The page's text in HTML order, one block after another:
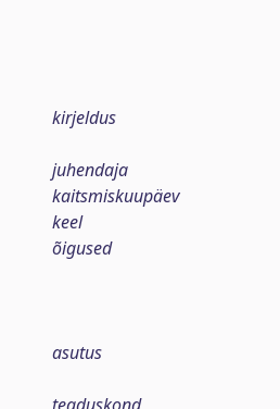
kirjeldus
juhendaja
kaitsmiskuupäev
keel
õigused
asutus